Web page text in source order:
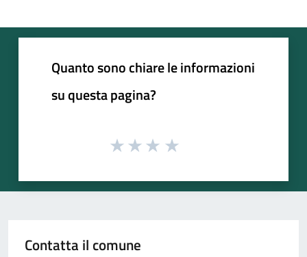
Quanto sono chiare le informazioni
su questa pagina?
Contatta il comune